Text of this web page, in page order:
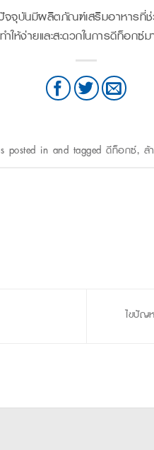
จจุบันมีผลิตภัณฑ์เสริมอาหารที่
ห้ง่ายและสะดวกในการดีท็อกซ์
posted in and taggedดีท็อกซ์, ล้
ไขปัญ